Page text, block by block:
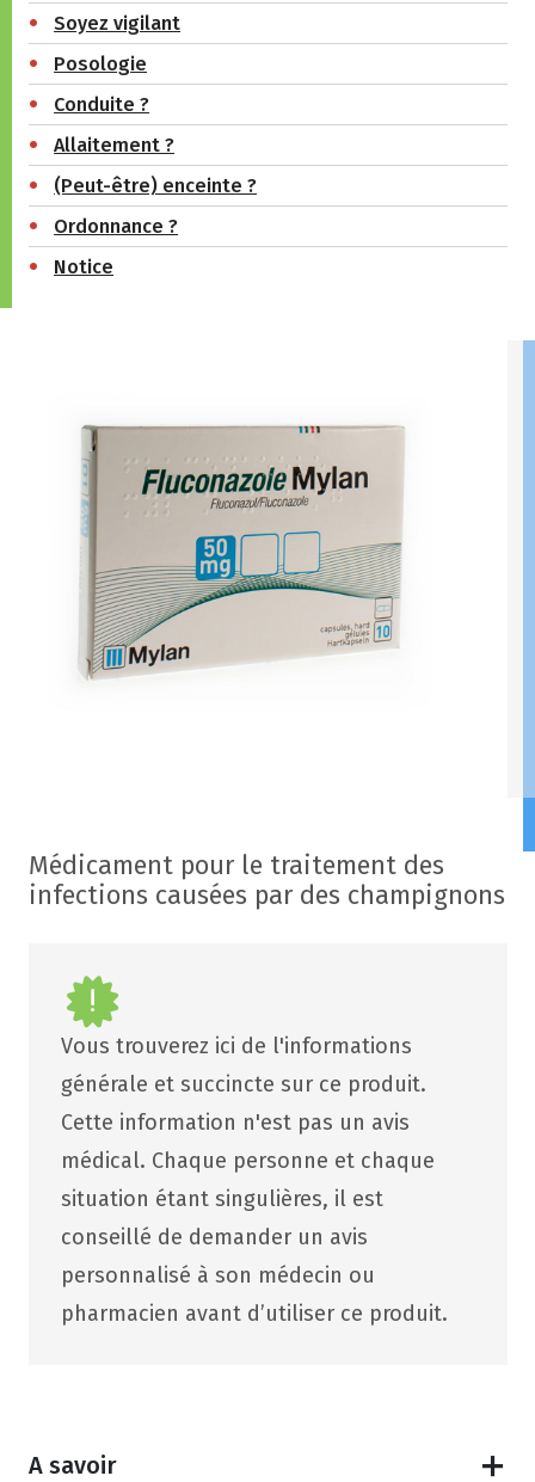
Soyez vigilant
Posologie
Conduite ?
Allaitement ?
(Peut-être) enceinte ?
Ordonnance ?
Notice
Médicament pour le traitement des
infections causées par des champignons
Vous trouverez ici de l'informations
générale et succincte sur ce produit.
Cette information n'est pas un avis
médical. Chaque personne et chaque
situation étant singulières, il est
conseillé de demander un avis
personnalisé à son médecin ou
pharmacien avant d’utiliser ce produit.
A savoir